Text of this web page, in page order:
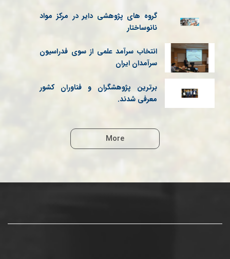
گروه های پژوهشی دایر در مرکز مواد
نانوساختار
انتخاب سرآمد علمی از سوی فدراسیون
سرآمدان ایران
برترین‌ پژوهشگران و فناوران کشور
معرفی شدند.
More